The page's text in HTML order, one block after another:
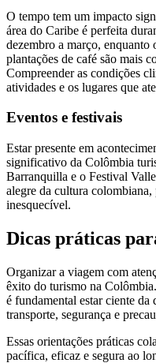
O tempo tem um impacto
área do Caribe é perfeita
dezembro a março, enquanto
plantações de café são mais
Compreender as condições
atividades e os lugares que
Eventos e festivais
Estar presente em
significativo da Colômbia
Barranquilla e o Festival
alegre da cultura
inesquecível.
Dicas práticas
Organizar a viagem com
êxito do turismo na
é fundamental estar ciente da
transporte, segurança e
Essas orientações práticas
pacífica, eficaz e segura ao